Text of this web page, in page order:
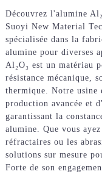
Découvrez l'alumine
Suoyi New Material
spécialisée dans la
alumine pour diverses
Al₂O₃ est un matériau
résistance mécanique,
thermique. Notre usine
production avancée et
garantissant la
alumine. Que vous
réfractaires ou les
solutions sur mesure
Forte de son